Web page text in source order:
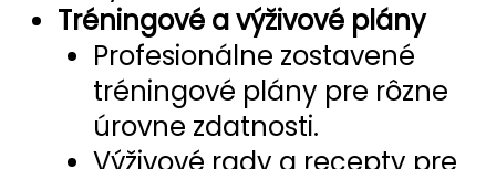
Tréningové a výživové plány
Profesionálne zostavené
tréningové plány pre rôzne
úrovne zdatnosti.